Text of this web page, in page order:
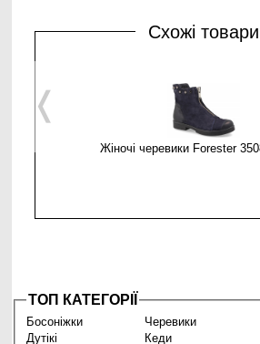
Схожі товари
Жіночі черевики Forester
❬
ТОП КАТЕГОРІЇ
Босоніжки Черевики
Дутікі
Кеди